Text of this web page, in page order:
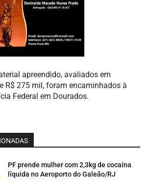
apreendido, avaliados em
R$ 275 mil, foram encaminhados à
Federal em Dourados.
PF prende mulher com 2,3kg de cocaína
líquida no Aeroporto do Galeão/RJ